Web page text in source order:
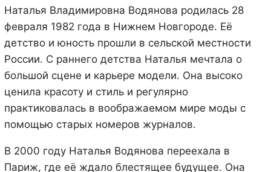
Наталья Владимировна Водянова родилась 28
февраля 1982 года в Нижнем Новгороде. Её
детство и юность прошли в сельской местности
России. С раннего детства Наталья мечтала о
большой сцене и карьере модели. Она высоко
ценила красоту и стиль и регулярно
практиковалась в воображаемом мире моды с
помощью старых номеров журналов.
В 2000 году Наталья Водянова переехала в
Париж, где её ждало блестящее будущее. Она